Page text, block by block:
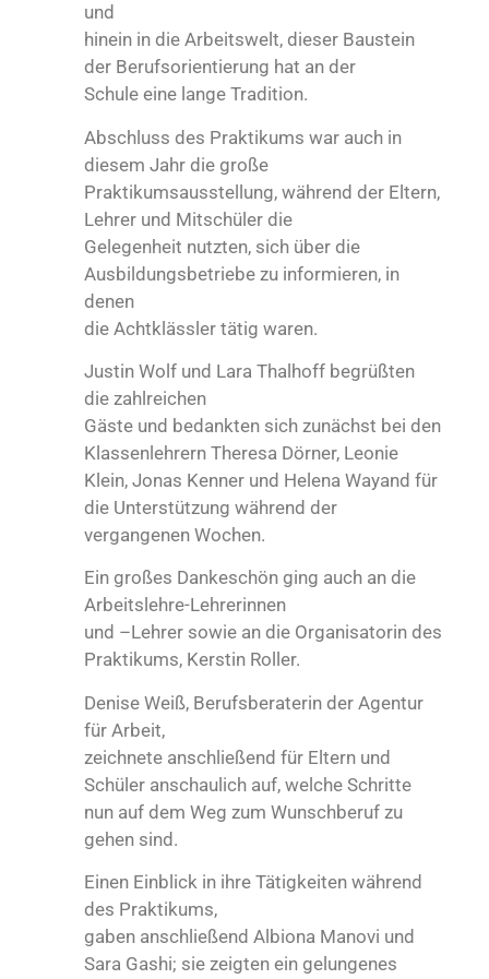
und
hinein in die Arbeitswelt, dieser Baustein
der Berufsorientierung hat an der
Schule eine lange Tradition.
Abschluss des Praktikums war auch in
diesem Jahr die große
Praktikumsausstellung, während der Eltern,
Lehrer und Mitschüler die
Gelegenheit nutzten, sich über die
Ausbildungsbetriebe zu informieren, in
denen
die Achtklässler tätig waren.
Justin Wolf und Lara Thalhoff begrüßten
die zahlreichen
Gäste und bedankten sich zunächst bei den
Klassenlehrern Theresa Dörner, Leonie
Klein, Jonas Kenner und Helena Wayand für
die Unterstützung während der
vergangenen Wochen.
Ein großes Dankeschön ging auch an die
Arbeitslehre-Lehrerinnen
und –Lehrer sowie an die Organisatorin des
Praktikums, Kerstin Roller.
Denise Weiß, Berufsberaterin der Agentur
für Arbeit,
zeichnete anschließend für Eltern und
Schüler anschaulich auf, welche Schritte
nun auf dem Weg zum Wunschberuf zu
gehen sind.
Einen Einblick in ihre Tätigkeiten während
des Praktikums,
gaben anschließend Albiona Manovi und
Sara Gashi; sie zeigten ein gelungenes